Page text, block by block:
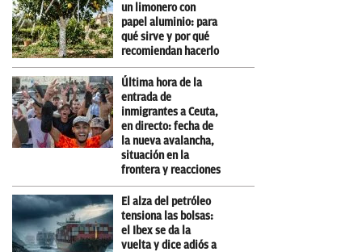
un limonero con
papel aluminio: para
qué sirve y por qué
recomiendan hacerlo
Última hora de la
entrada de
inmigrantes a Ceuta,
en directo: fecha de
la nueva avalancha,
situación en la
frontera y reacciones
El alza del petróleo
tensiona las bolsas:
el Ibex se da la
vuelta y dice adiós a